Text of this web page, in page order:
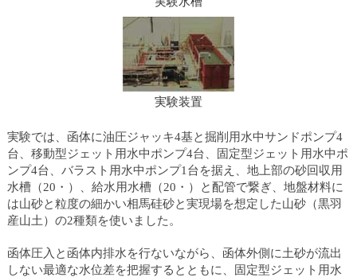
実験装置
実験では、函体に油圧ジャッキ4基と掘削用水中サンドポンプ4
台、移動型ジェット用水中ポンプ4台、固定型ジェット用水中ポ
ンプ4台、バラスト用水中ポンプ1台を据え、地上部の砂回収用
水槽（20・）、給水用水槽（20・）と配管で繋ぎ、地盤材料に
は山砂と粒度の細かい相馬硅砂と実現場を想定した山砂（黒羽
産山土）の2種類を使いました。
函体圧入と函体内排水を行ないながら、函体外側に土砂が流出
しない最適な水位差を把握するとともに、固定型ジェット用水